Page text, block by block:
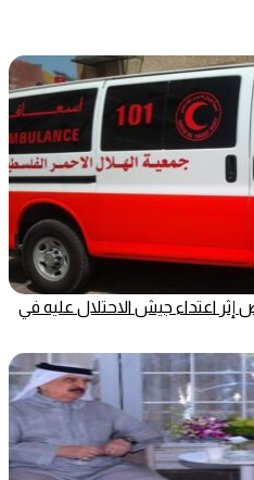
اعتداء جيش الاحتلال عليه في